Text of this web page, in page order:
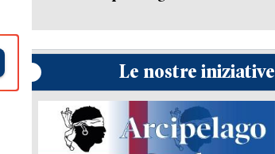
Le nostre iniziative